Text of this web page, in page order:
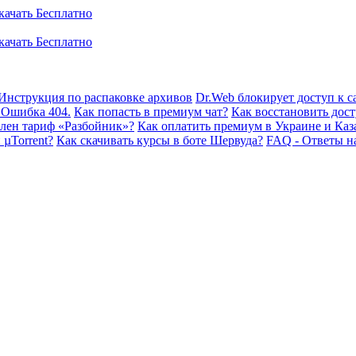
по распаковке архивов Dr.Web блокирует доступ к
Ошибка 404. Как попасть в премиум чат? Как восстановить
тариф «Разбойник»? Как оплатить премиум в Украине и
Как скачивать курсы в боте Шервуда? FAQ - Ответы